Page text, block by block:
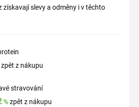
získavají slevy a odměny i v těchto
zpět z nákupu
stravování
%zpět z nákupu